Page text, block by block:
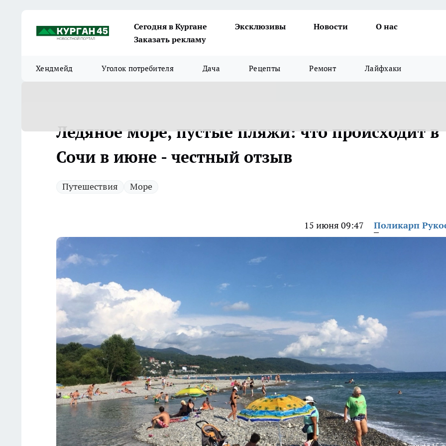
Сегодня в Кургане Эксклюзивы Новости
О нас
Заказать рекламу
Хендмейд Уголок потребителя Дача Рецепты Ремонт Лайфхаки
Ледяное море, пустые пляжи: что происходит в
Сочи в июне - честный отзыв
Путешествия Море
15 июня 09:47 Поликарп